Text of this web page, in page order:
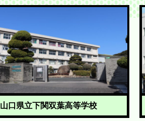
山口県立下関双葉高等学校